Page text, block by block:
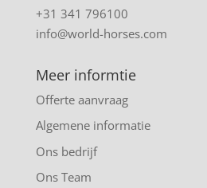
+31 341 796100
info@world-horses.com
Meer informtie
Offerte aanvraag
Algemene informatie
Ons bedrijf
Ons Team